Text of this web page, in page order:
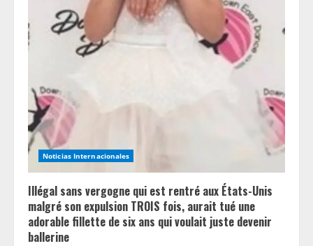
e
d
i
n
g
Noticias Internacionales
Illégal sans vergogne qui est rentré aux États-Unis
malgré son expulsion TROIS fois, aurait tué une
adorable fillette de six ans qui voulait juste devenir
ballerine